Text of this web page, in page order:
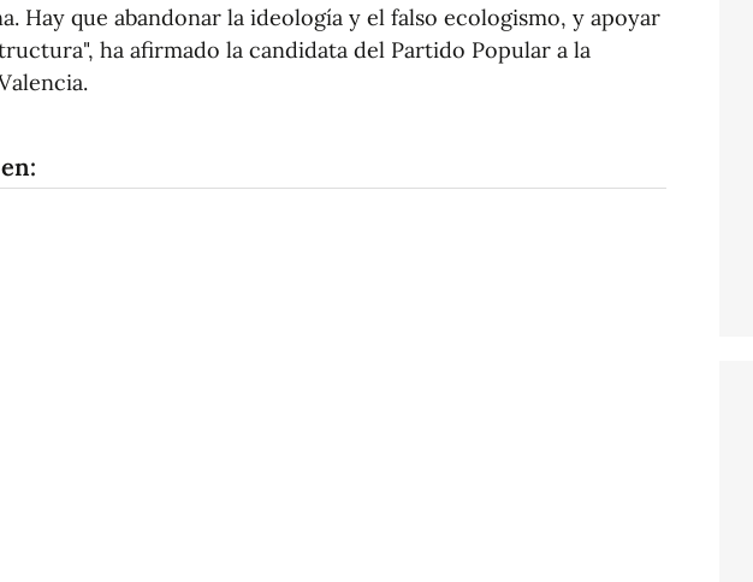
Hay que abandonar la ideología y el falso ecologismo, y apoyar
ha afirmado la candidata del Partido Popular a la